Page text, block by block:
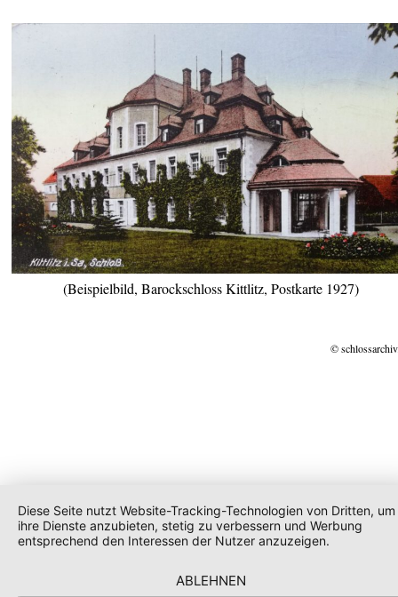
(Beispielbild, Barockschloss Kittlitz, Postkarte 1927)
©
Diese Seite nutzt Website-Tracking-Technologien von Dritten, um
ihre Dienste anzubieten, stetig zu verbessern und Werbung
entsprechend den Interessen der Nutzer anzuzeigen.
ABLEHNEN